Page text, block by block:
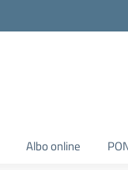
Albo online